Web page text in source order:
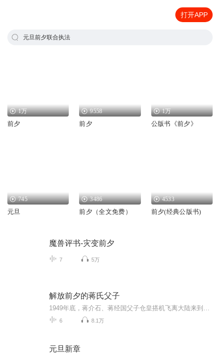
打开APP
元旦前夕联合执法
1万
前夕
9558
前夕
1万
公版书《前夕》
745
元旦
3486
前夕（全文免费）
4533
前夕(经典公版书)
魔兽评书-灾变前夕
7 5万
解放前夕的蒋氏父子
6 8.1万
元旦新章